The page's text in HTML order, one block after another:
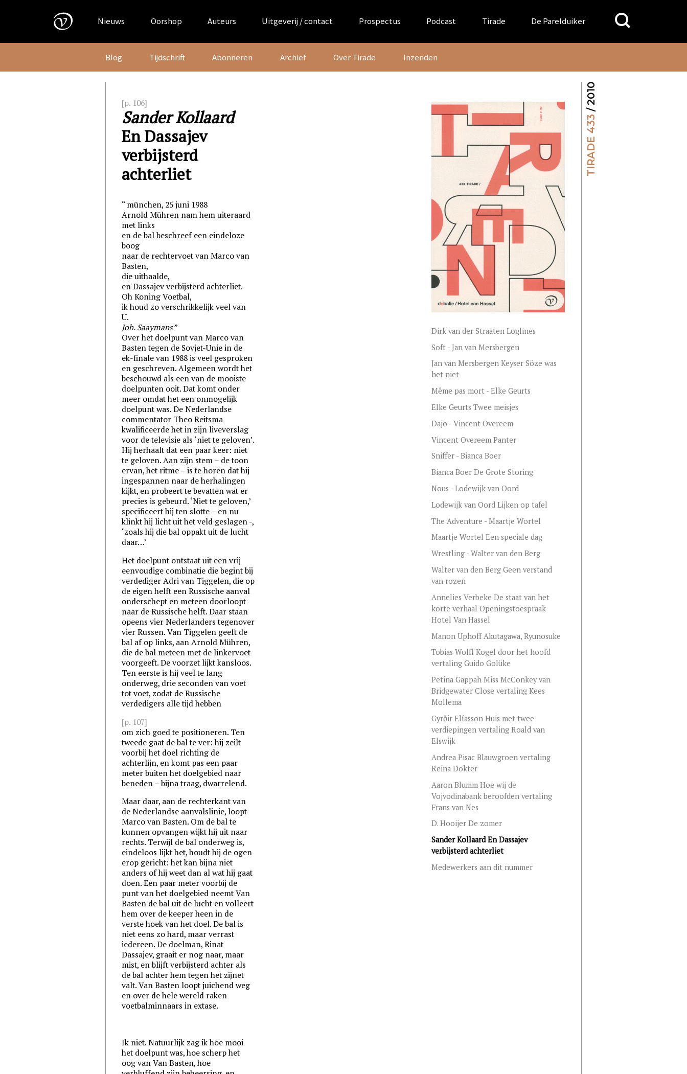
Nieuws Oorshop Auteurs Uitgeverij / contact Prospectus Podcast Tirade De Parelduiker
Search
for:
Blog Tijdschrift Abonneren Archief Over Tirade Inzenden
TIRADE 433
/ 2010
[p. 106]
Sander Kollaard
En Dassajev
verbijsterd
achterliet
münchen, 25juni 1988
Arnold Mühren nam hem uiteraard
met links
en de bal beschreef een eindeloze
boog
naar de rechtervoet van Marco van
Basten,
die uithaalde,
en Dassajev verbijsterd achterliet.
Oh Koning Voetbal,
ik houd zo verschrikkelijk veel van
U.
Joh. Saaymans
Over het doelpunt van Marco van
Basten tegen de Sovjet-Unie in de
ek-finale van 1988 is veel gesproken
en geschreven. Algemeen wordt het
beschouwd als een van de mooiste
doelpunten ooit. Dat komt onder
meer omdat het een onmogelijk
doelpunt was. De Nederlandse
commentator Theo Reitsma
kwalificeerde het in zijn liveverslag
voor de televisie als ‘niet te geloven’.
Hij herhaalt dat een paar keer: niet
te geloven. Aan zijn stem – de toon
ervan, het ritme – is te horen dat hij
ingespannen naar de herhalingen
kijkt, en probeert te bevatten wat er
precies is gebeurd. ‘Niet te geloven,’
specificeert hij ten slotte – en nu
klinkt hij licht uit het veld geslagen -,
‘zoals hij die bal oppakt uit de lucht
daar…’
Het doelpunt ontstaat uit een vrij
eenvoudige combinatie die begint bij
verdediger Adri van Tiggelen, die op
de eigen helft een Russische aanval
onderschept en meteen doorloopt
naar de Russische helft. Daar staan
opeens vier Nederlanders tegenover
vier Russen. Van Tiggelen geeft de
bal af op links, aan Arnold Mühren,
die de bal meteen met de linkervoet
voorgeeft. De voorzet lijkt kansloos.
Ten eerste is hij veel te lang
onderweg, drie seconden van voet
tot voet, zodat de Russische
verdedigers alle tijd hebben
[p. 107]
om zich goed te positioneren. Ten
tweede gaat de bal te ver: hij zeilt
voorbij het doel richting de
achterlijn, en komt pas een paar
meter buiten het doelgebied naar
beneden – bijna traag, dwarrelend.
Maar daar, aan de rechterkant van
de Nederlandse aanvalslinie, loopt
Marco van Basten. Om de bal te
kunnen opvangen wijkt hij uit naar
rechts. Terwijl de bal onderweg is,
eindeloos lijkt het, houdt hij de ogen
erop gericht: het kan bijna niet
anders of hij weet dan al wat hij gaat
doen. Een paar meter voorbij de
punt van het doelgebied neemt Van
Basten de bal uit de lucht en volleert
hem over de keeper heen in de
verste hoek van het doel. De bal is
niet eens zo hard, maar verrast
iedereen. De doelman, Rinat
Dassajev, graait er nog naar, maar
mist, en blijft verbijsterd achter als
de bal achter hem tegen het zijnet
valt. Van Basten loopt juichend weg
en over de hele wereld raken
voetbalminnaars in extase.
Ik niet. Natuurlijk zag ik hoe mooi
het doelpunt was, hoe scherp het
oog van Van Basten, hoe
Dirk van der Straaten Loglines
Soft - Jan van Mersbergen
Jan van Mersbergen Keyser Söze was
het niet
Même pas mort - Elke Geurts
Elke Geurts Twee meisjes
Dajo - Vincent Overeem
Vincent Overeem Panter
Sniffer - Bianca Boer
Bianca Boer De Grote Storing
Nous - Lodewijk van Oord
Lodewijk van Oord Lijken op tafel
The Adventure - Maartje Wortel
Maartje Wortel Een speciale dag
Wrestling - Walter van den Berg
Walter van den Berg Geen verstand
van rozen
Annelies Verbeke De staat van het
korte verhaal Openingstoespraak
Hotel Van Hassel
Manon Uphoff Akutagawa, Ryunosuke
Tobias Wolff Kogel door het hoofd
vertaling Guido Golüke
Petina Gappah Miss McConkey van
Bridgewater Close vertaling Kees
Mollema
Gyrðir Elíasson Huis met twee
verdiepingen vertaling Roald van
Elswijk
Andrea Pisac Blauwgroen vertaling
Reina Dokter
Aaron Blumm Hoe wij de
Vojvodinabank beroofden vertaling
Frans van Nes
D. Hooijer De zomer
Sander Kollaard En Dassajev
verbijsterd achterliet
Medewerkers aan dit nummer